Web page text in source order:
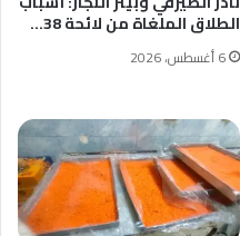
الطلاق الملغاة من لائحة 38…
6 أغسطس، 2026